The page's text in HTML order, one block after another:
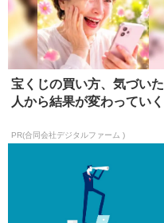
宝くじの買い方、気づいた
人から結果が変わっていく
PR(合同会社デジタルファーム )